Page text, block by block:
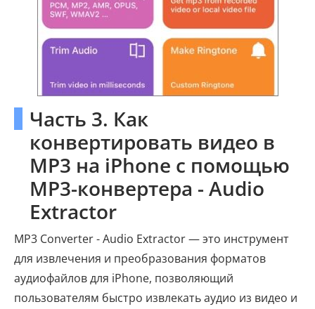
Часть 3. Как
конвертировать видео в
MP3 на iPhone с помощью
MP3-конвертера - Audio
Extractor
MP3 Converter - Audio Extractor — это инструмент
для извлечения и преобразования форматов
аудиофайлов для iPhone, позволяющий
пользователям быстро извлекать аудио из видео и